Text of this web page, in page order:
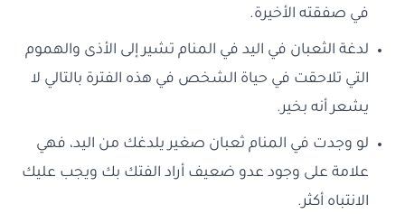
في صفقته الأخيرة.
لدغة الثعبان في اليد في المنام تشير إلى الأذى والهموم
التي تلاحقت في حياة الشخص في هذه الفترة بالتالي لا
يشعر أنه بخير.
لو وجدت في المنام ثعبان صغير يلدغك من اليد، فهي
علامة على وجود عدو ضعيف أراد الفتك بك ويجب عليك
الانتباه أكثر.